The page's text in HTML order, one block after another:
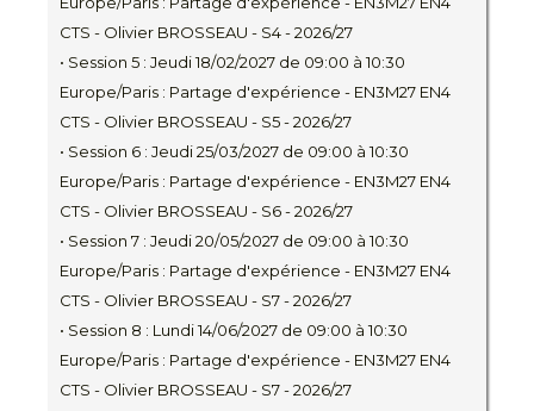
CTS - Olivier BROSSEAU - S4 - 2026/27
• Session 5 : Jeudi 18/02/2027 de 09:00 à 10:30
Europe/Paris : Partage d'expérience - EN3M27 EN4
CTS - Olivier BROSSEAU - S5 - 2026/27
• Session 6 : Jeudi 25/03/2027 de 09:00 à 10:30
Europe/Paris : Partage d'expérience - EN3M27 EN4
CTS - Olivier BROSSEAU - S6 - 2026/27
• Session 7 : Jeudi 20/05/2027 de 09:00 à 10:30
Europe/Paris : Partage d'expérience - EN3M27 EN4
CTS - Olivier BROSSEAU - S7 - 2026/27
• Session 8 : Lundi 14/06/2027 de 09:00 à 10:30
Europe/Paris : Partage d'expérience - EN3M27 EN4
CTS - Olivier BROSSEAU - S7 - 2026/27